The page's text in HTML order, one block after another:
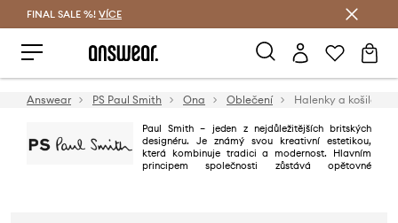
FINAL SALE %! VÍCE
Answear PS Paul Smith Ona Oblečení Halenky a košile
Paul Smith – jeden z nejdůležitějších britských
designéru. Je známý svou kreativní estetikou,
která kombinuje tradici a modernost. Hlavním
principem společnosti zůstává opětovné